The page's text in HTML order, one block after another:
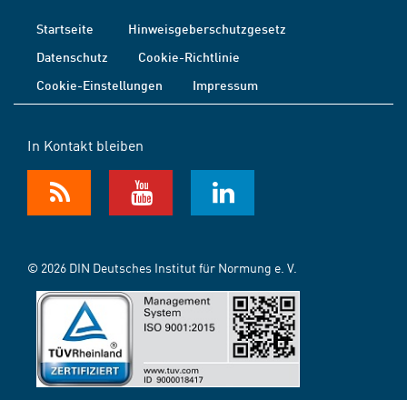
Startseite
Hinweisgeberschutzgesetz
Datenschutz
Cookie-Richtlinie
Cookie-Einstellungen
Impressum
In Kontakt bleiben
© 2026 DIN Deutsches Institut für Normung e. V.